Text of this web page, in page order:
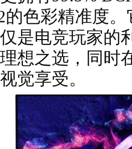
的色彩精准度
是电竞玩家的
想之选，同时
觉享受。